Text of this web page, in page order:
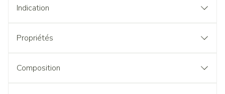
Indication
Propriétés
Composition